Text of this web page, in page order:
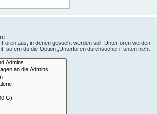
aus, in denen gesucht werden soll. Unterforen werden
sofern du die Option „Unterforen durchsuchen“ unten nicht